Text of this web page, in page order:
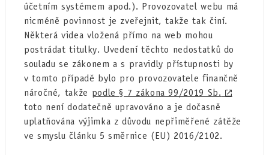
účetním systémem apod.). Provozovatel webu má
nicméně povinnost je zveřejnit, takže tak činí.
Některá videa vložená přímo na web mohou
postrádat titulky. Uvedení těchto nedostatků do
souladu se zákonem a s pravidly přístupnosti by
v tomto případě bylo pro provozovatele finančně
náročné, takže podle § 7 zákona 99/2019 Sb.
toto není dodatečně upravováno a je dočasně
uplatňována výjimka z důvodu nepřiměřené zátěže
ve smyslu článku 5 směrnice (EU) 2016/2102.